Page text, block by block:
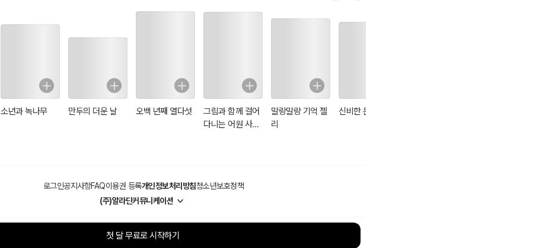
소년과 녹나무 만두의 더운 날 오백 년째 열다섯
그림과 함께 걸어
다니는 어원 사전
말랑말랑 기억 젤
리
신비한 문방구
로그인공지사항FAQ이용권 등록개인정보처리방침청소년보호정책
(주)알라딘커뮤니케이션
첫 달 무료로 시작하기